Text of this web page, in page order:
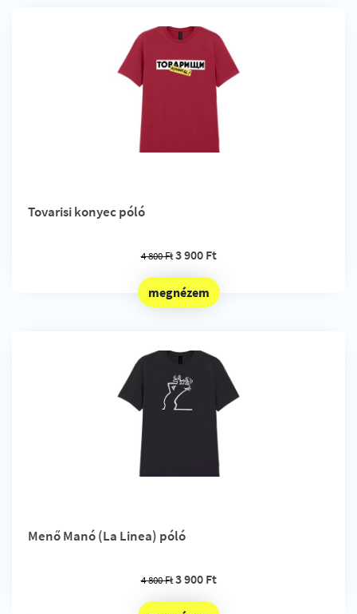
Tovarisi konyec póló
4 800 Ft 3 900 Ft
megnézem
Menő Manó (La Linea) póló
4 800 Ft 3 900 Ft